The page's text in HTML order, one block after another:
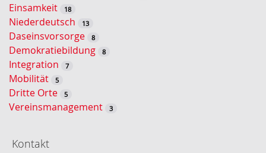
Einsamkeit 18
Niederdeutsch 13
Daseinsvorsorge 8
Demokratiebildung 8
Integration 7
Mobilität 5
Dritte Orte 5
Vereinsmanagement 3
Kontakt